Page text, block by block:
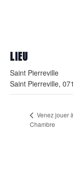
LIEU
Saint Pierreville
Saint Pierreville,
Venez jouer
Chambre